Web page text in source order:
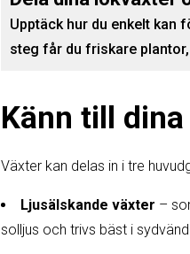
Upptäck hur du enkelt kan
steg får du friskare
Känn till
Växter kan delas in i tre
Ljusälskande växter –
solljus och trivs bäst i